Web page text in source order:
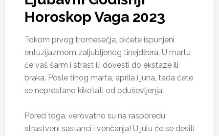
Horoskop Vaga 2023
Tokom prvog tromesečja, bićete ispunjeni
entuzijazmom zaljubljenog tinejdžera. U martu
će vaš šarm i strast ili dovesti do ekstaze ili
braka. Posle tihog marta, aprila i juna, tada ćete
se neprestano kikotati od oduševljenja.
Pored toga, verovatno su na rasporedu
strastveni sastanci i venčanja! U julu će se desiti